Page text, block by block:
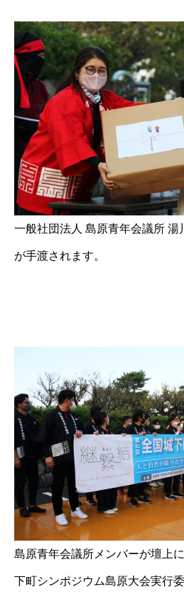
一般社団法人 島原青年会議所 湯
が手渡されます。
島原青年会議所メンバーが壇上
下町シンポジウム島原大会実行